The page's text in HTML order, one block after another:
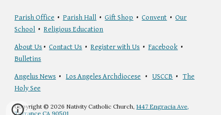
Parish Office • Parish Hall •Gift Shop •Convent •Our
School •Religious Education
About Us •Contact Us •Register with Us • Facebook •
Bulletins
Angelus News • Los Angeles Archdiocese • USCCB •The
Holy See
Copyright © 2026 Nativity Catholic Church,1447 Engracia Ave,
Torrance CA 90501